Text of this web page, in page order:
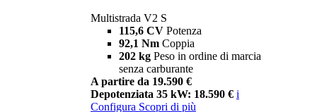
Multistrada V2 S
115,6 CV Potenza
92,1 Nm Coppia
202 kg Peso in ordine di marcia
senza carburante
A partire da 19.590 €
Depotenziata 35 kW: 18.590 € i
Configura Scopri di più